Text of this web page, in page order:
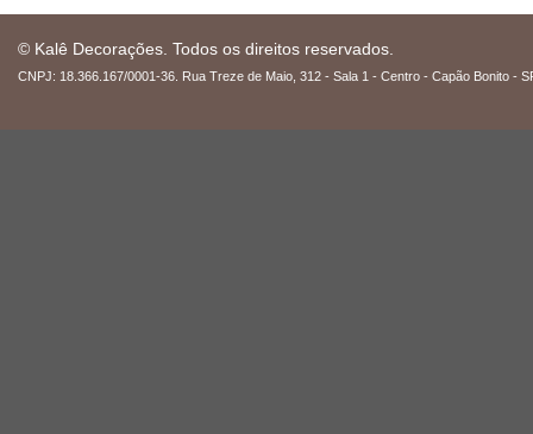
© Kalê Decorações. Todos os direitos reservados.
CNPJ: 18.366.167/0001-36. Rua Treze de Maio, 312 - Sala 1 - Centro - Capão Bonito -